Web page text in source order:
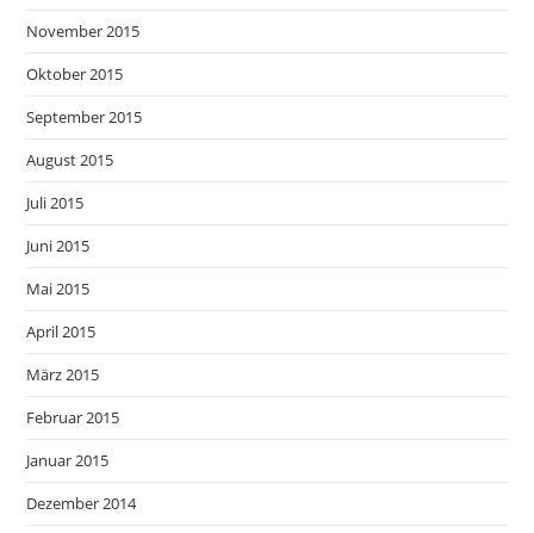
November 2015
Oktober 2015
September 2015
August 2015
Juli 2015
Juni 2015
Mai 2015
April 2015
März 2015
Februar 2015
Januar 2015
Dezember 2014